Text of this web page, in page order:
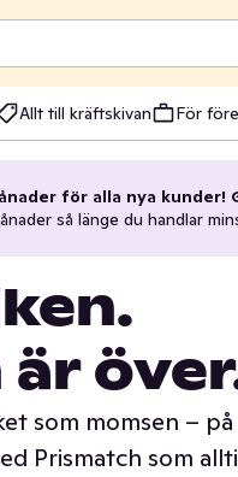
Allt till kräftskivan För
för alla nya
så länge du handlar
som momsen –
Prismatch som